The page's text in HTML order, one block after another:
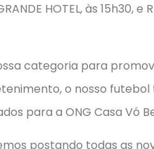
HOTEL, às 15h30, e
categoria para
o nosso
para a ONG Casa Vó
postando todas as